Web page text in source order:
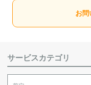
お問
サービスカテゴリ